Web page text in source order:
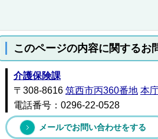
このページの内容に関するお
介護保険課
〒308-8616 筑西市丙360番地 本
電話番号：0296-22-0528
メールでお問い合わせをする